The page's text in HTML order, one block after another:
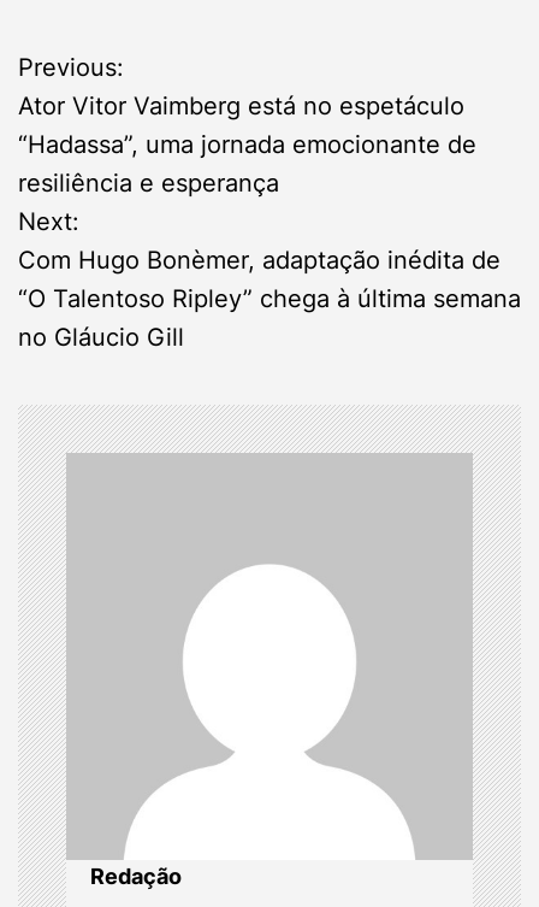
P
o
s
t
n
v
i
g
a
t
i
o
n
Previous:
Ator Vitor Vaimberg está no espetáculo
“Hadassa”, uma jornada emocionante de
resiliência e esperança
Next:
Com Hugo Bonèmer, adaptação inédita de
“O Talentoso Ripley” chega à última semana
no Gláucio Gill
Redação